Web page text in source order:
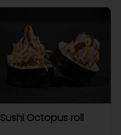
Sushi Octopus roll